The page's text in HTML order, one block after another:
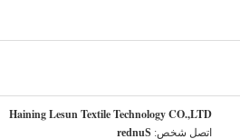
Haining Lesun Textile Technology CO.,LTD
اتصل شخص: Sunder